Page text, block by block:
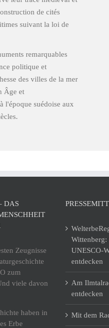
de cités
suivant la loi de
remarquables
politique et
des villes de la mer
Âge et
l'époque suédoise aux
DAS
U
Zeugnisse
zum
viele davon
haben in
Erbe
Wittenberg:
UNESCO-
entdecken
Am
entdecken
Mit dem